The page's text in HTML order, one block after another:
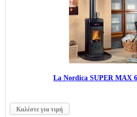
La Nordica SUPER MAX
Καλέστε για τιμή